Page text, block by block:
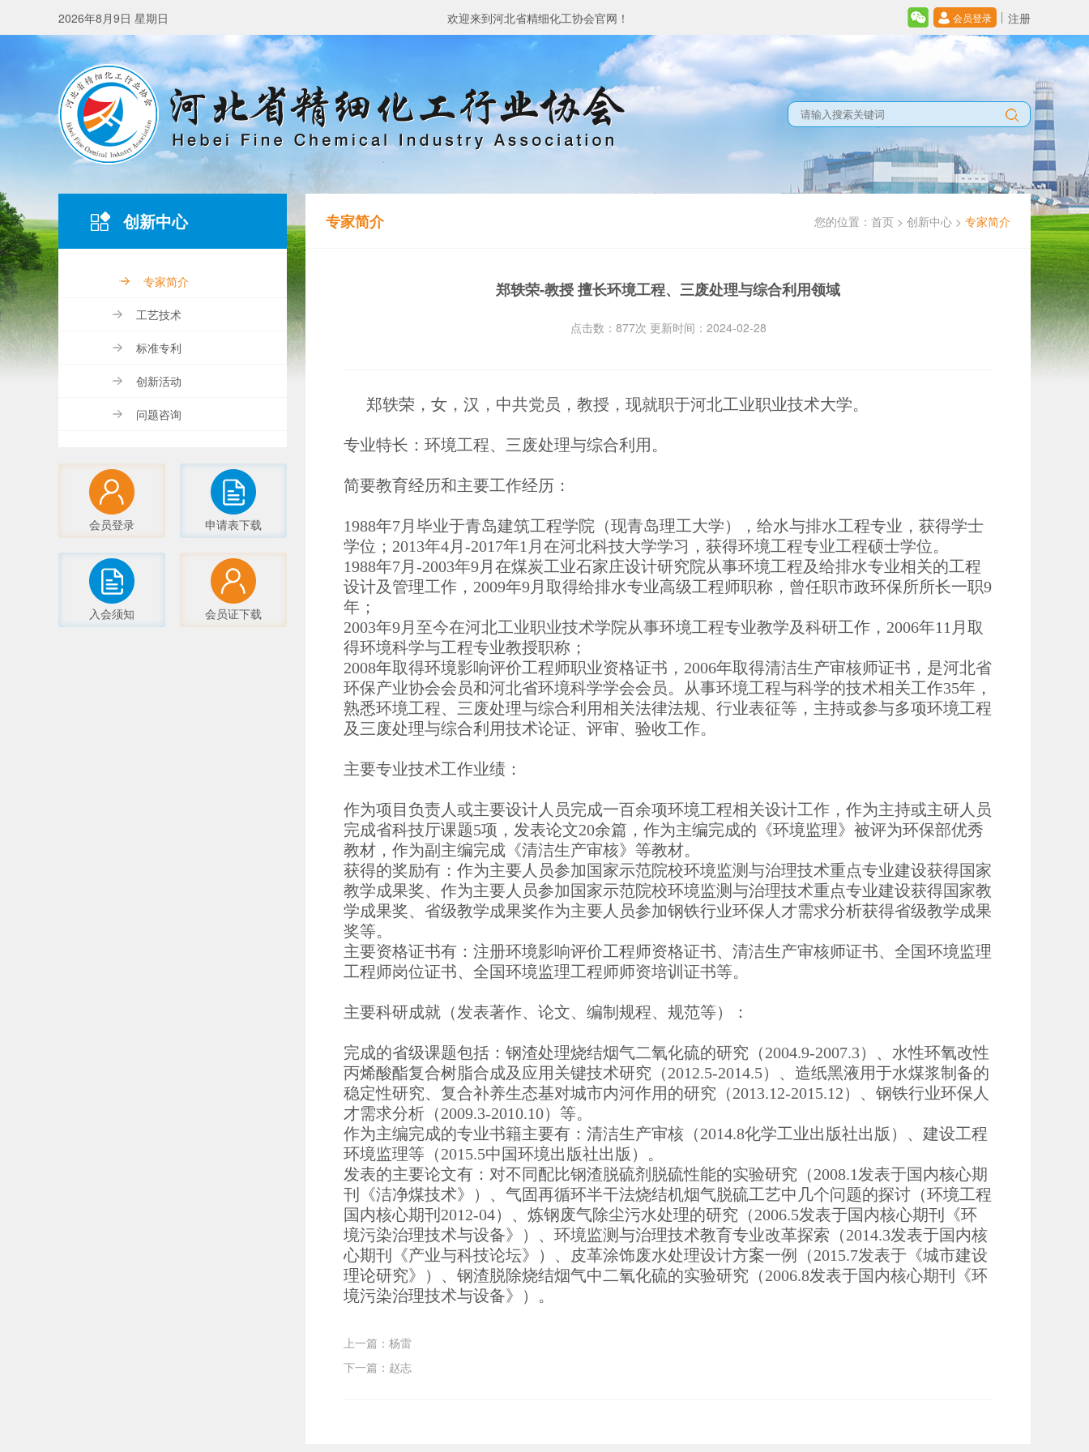
2026年8月9日 星期日 欢迎来到河北省精细化工协会官网！ 会员登录 注册
创新中心
专家简介
工艺技术
标准专利
创新活动
问题咨询
会员登录 申请表下载
入会须知 会员证下载
您的位置： 首页 > 创新中心 > 专家简介
专家简介
郑轶荣-教授 擅长环境工程、三废处理与综合利用领域
点击数：877次 更新时间：2024-02-28
郑轶荣，女，汉，中共党员，教授，现就职于河北工业职业技术大学。
专业特长：环境工程、三废处理与综合利用。
简要教育经历和主要工作经历：
1988年7月毕业于青岛建筑工程学院（现青岛理工大学），给水与排水工程专业，获得学士
学位；2013年4月-2017年1月在河北科技大学学习，获得环境工程专业工程硕士学位。
1988年7月-2003年9月在煤炭工业石家庄设计研究院从事环境工程及给排水专业相关的工程
设计及管理工作，2009年9月取得给排水专业高级工程师职称，曾任职市政环保所所长一职9
年；
2003年9月至今在河北工业职业技术学院从事环境工程专业教学及科研工作，2006年11月取
得环境科学与工程专业教授职称；
2008年取得环境影响评价工程师职业资格证书，2006年取得清洁生产审核师证书，是河北省
环保产业协会会员和河北省环境科学学会会员。从事环境工程与科学的技术相关工作35年，
熟悉环境工程、三废处理与综合利用相关法律法规、行业表征等，主持或参与多项环境工程
及三废处理与综合利用技术论证、评审、验收工作。
主要专业技术工作业绩：
作为项目负责人或主要设计人员完成一百余项环境工程相关设计工作，作为主持或主研人员
完成省科技厅课题5项，发表论文20余篇，作为主编完成的《环境监理》被评为环保部优秀
教材，作为副主编完成《清洁生产审核》等教材。
获得的奖励有：作为主要人员参加国家示范院校环境监测与治理技术重点专业建设获得国家
教学成果奖、作为主要人员参加国家示范院校环境监测与治理技术重点专业建设获得国家教
学成果奖、省级教学成果奖作为主要人员参加钢铁行业环保人才需求分析获得省级教学成果
奖等。
主要资格证书有：注册环境影响评价工程师资格证书、清洁生产审核师证书、全国环境监理
工程师岗位证书、全国环境监理工程师师资培训证书等。
主要科研成就（发表著作、论文、编制规程、规范等）：
完成的省级课题包括：钢渣处理烧结烟气二氧化硫的研究（2004.9-2007.3）、水性环氧改性
丙烯酸酯复合树脂合成及应用关键技术研究（2012.5-2014.5）、造纸黑液用于水煤浆制备的
稳定性研究、复合补养生态基对城市内河作用的研究（2013.12-2015.12）、钢铁行业环保人
才需求分析（2009.3-2010.10）等。
作为主编完成的专业书籍主要有：清洁生产审核（2014.8化学工业出版社出版）、建设工程
环境监理等（2015.5中国环境出版社出版）。
发表的主要论文有：对不同配比钢渣脱硫剂脱硫性能的实验研究（2008.1发表于国内核心期
刊《洁净煤技术》）、气固再循环半干法烧结机烟气脱硫工艺中几个问题的探讨（环境工程
国内核心期刊2012-04）、炼钢废气除尘污水处理的研究（2006.5发表于国内核心期刊《环
境污染治理技术与设备》）、环境监测与治理技术教育专业改革探索（2014.3发表于国内核
心期刊《产业与科技论坛》）、皮革涂饰废水处理设计方案一例（2015.7发表于《城市建设
理论研究》）、钢渣脱除烧结烟气中二氧化硫的实验研究（2006.8发表于国内核心期刊《环
境污染治理技术与设备》）。
上一篇：杨雷
下一篇：赵志